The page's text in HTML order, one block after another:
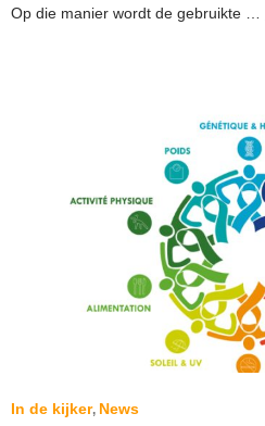
Op die manier wordt de gebruikte …
In de kijker, News